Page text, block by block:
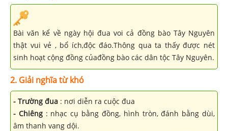
Bài văn kể về ngày hội đua voi cả đồng bào Tây Nguyên
thật vui vẻ , bổ ích,độc đáo.Thông qua ta thấy được nét
sinh hoạt cộng đồng củađồng bào các dân tộc Tây Nguyên.
2. Giải nghĩa từ khó
- Trường đua : nơi diễn ra cuộc đua
- Chiêng: nhạc cụ bằng đồng, hình tròn, đánh bằng dùi,
âm thanh vang dội.